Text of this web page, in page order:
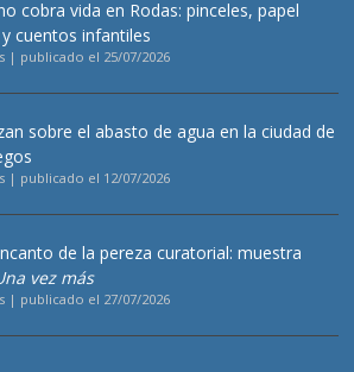
cobra vida en Rodas: pinceles, papel
cuentos infantiles
| publicado el 25/07/2026
sobre el abasto de agua en la ciudad de
| publicado el 12/07/2026
de la pereza curatorial: muestra
vez más
| publicado el 27/07/2026